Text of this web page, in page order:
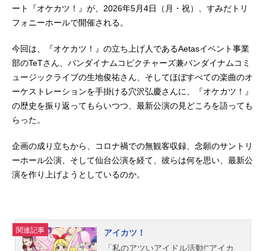
ート『オケカツ！』が、2026年5月4日（月・祝）、すみだトリ
フォニーホールで開催される。
今回は、『オケカツ！』の立ち上げ人であるAetasイベント事業
部のTeTさん、バンダイナムコピクチャーズ兼バンダイナムコミ
ュージックライブの生地俊祐さん、そしてほぼすべての楽曲のオ
ーケストレーションを手掛ける穴沢弘慶さんに、『オケカツ！』
の歴史を振り返ってもらいつつ、最新公演の見どころを語っても
らった。
企画の成り立ちから、コロナ禍での無観客収録、念願のサントリ
ーホール公演、そして仙台公演を経て、彼らは何を思い、最新公
演を作り上げようとしているのか。
関連記事
アイカツ！
「私のアツいアイドル活動!“アイカ